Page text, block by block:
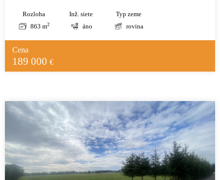
Rozloha
863 m2
Inž. siete
áno
Typ zeme
rovina
Cena
189 000 €